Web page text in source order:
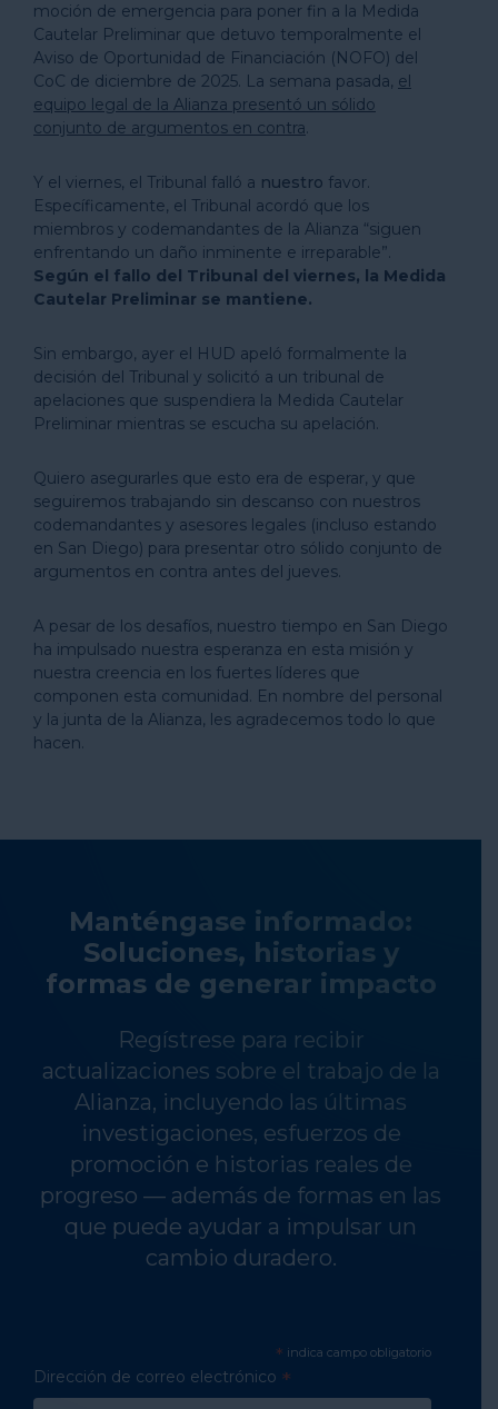
moción de emergencia para poner fin a la Medida
Cautelar Preliminar que detuvo temporalmente el
Aviso de Oportunidad de Financiación (NOFO) del
CoC de diciembre de 2025. La semana pasada, el
equipo legal de la Alianza presentó un sólido
conjunto de argumentos en contra.
Y el viernes, el Tribunal falló a nuestro favor.
Específicamente, el Tribunal acordó que los
miembros y codemandantes de la Alianza “siguen
enfrentando un daño inminente e irreparable”.
Según el fallo del Tribunal del viernes, la Medida
Cautelar Preliminar se mantiene.
Sin embargo, ayer el HUD apeló formalmente la
decisión del Tribunal y solicitó a un tribunal de
apelaciones que suspendiera la Medida Cautelar
Preliminar mientras se escucha su apelación.
Quiero asegurarles que esto era de esperar, y que
seguiremos trabajando sin descanso con nuestros
codemandantes y asesores legales (incluso estando
en San Diego) para presentar otro sólido conjunto de
argumentos en contra antes del jueves.
A pesar de los desafíos, nuestro tiempo en San Diego
ha impulsado nuestra esperanza en esta misión y
nuestra creencia en los fuertes líderes que
componen esta comunidad. En nombre del personal
y la junta de la Alianza, les agradecemos todo lo que
hacen.
Manténgase informado:
Soluciones, historias y
formas de generar impacto
Regístrese para recibir
actualizaciones sobre el trabajo de la
Alianza, incluyendo las últimas
investigaciones, esfuerzos de
promoción e historias reales de
progreso — además de formas en las
que puede ayudar a impulsar un
cambio duradero.
* indica campo obligatorio
Dirección de correo electrónico *